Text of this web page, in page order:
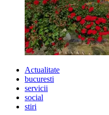
Actualitate
bucuresti
servicii
social
stiri